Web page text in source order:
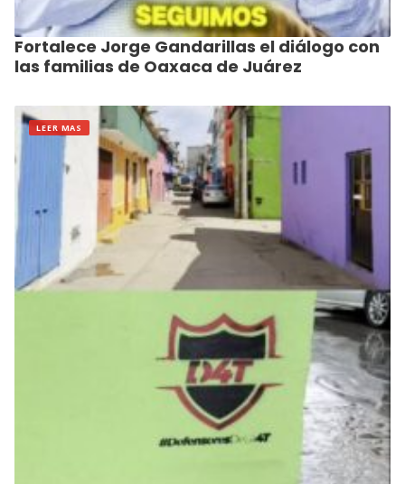
Fortalece Jorge Gandarillas el diálogo con
las familias de Oaxaca de Juárez
LEER MAS